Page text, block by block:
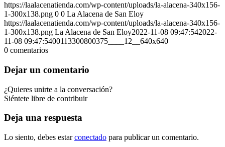
https://laalacenatienda.com/wp-content/uploads/la-alacena-340x156-
1-300x138.png 0 0 La Alacena de San Eloy
https://laalacenatienda.com/wp-content/uploads/la-alacena-340x156-
1-300x138.png La Alacena de San Eloy2022-11-08 09:47:542022-
11-08 09:47:5400113300800375____12__640x640
0 comentarios
Dejar un comentario
¿Quieres unirte a la conversación?
Siéntete libre de contribuir
Deja una respuesta
Lo siento, debes estarconectado para publicar un comentario.